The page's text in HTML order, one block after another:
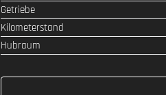
Getriebe
Kilometerstand
Hubraum